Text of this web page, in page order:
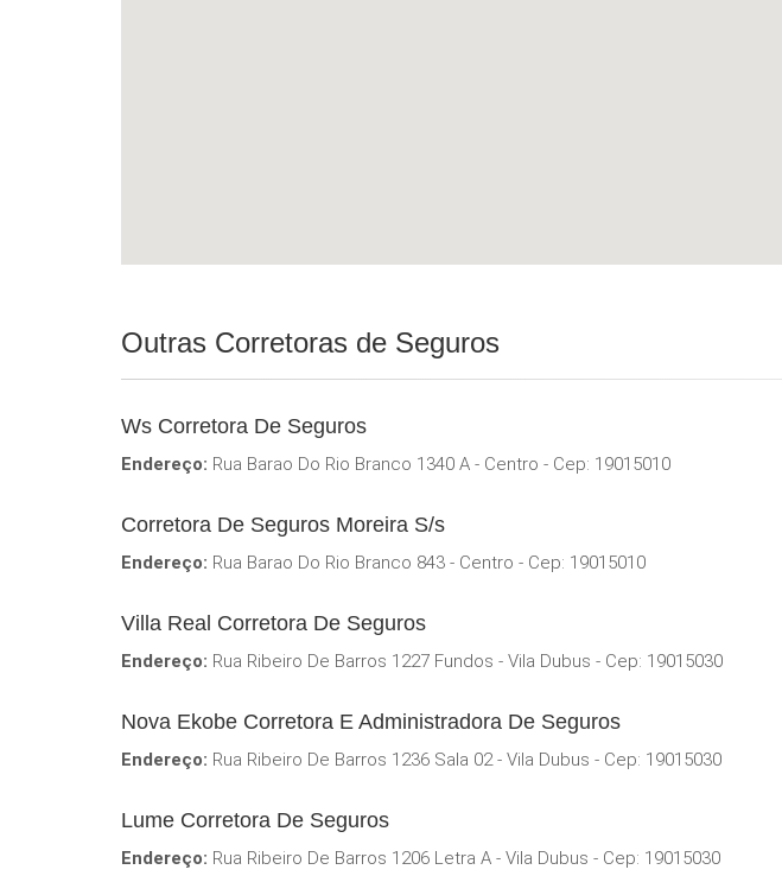
Outras Corretoras de Seguros
Ws Corretora De Seguros
Endereço: Rua Barao Do Rio Branco 1340 A - Centro - Cep: 19015010
Corretora De Seguros Moreira S/s
Endereço: Rua Barao Do Rio Branco 843 - Centro - Cep: 19015010
Villa Real Corretora De Seguros
Endereço: Rua Ribeiro De Barros 1227 Fundos - Vila Dubus - Cep: 19015030
Nova Ekobe Corretora E Administradora De Seguros
Endereço: Rua Ribeiro De Barros 1236 Sala 02 - Vila Dubus - Cep: 19015030
Lume Corretora De Seguros
Endereço: Rua Ribeiro De Barros 1206 Letra A - Vila Dubus - Cep: 19015030